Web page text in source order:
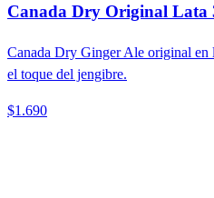
Canada Dry Original Lata
Canada Dry Ginger Ale original en
el toque del jengibre.
$1.690